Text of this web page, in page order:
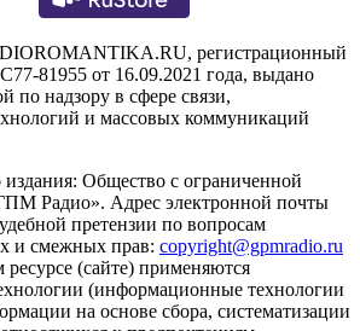
регистрационный
81955 от 16.09.2021 года, выдано
по надзору в сфере связи,
и массовых коммуникаций
издания: Общество с ограниченной
Радио». Адрес электронной почты
претензии по вопросам
и смежных прав: copyright@gpmradio.ru
(сайте) применяются
(информационные технологии
на основе сбора, систематизации